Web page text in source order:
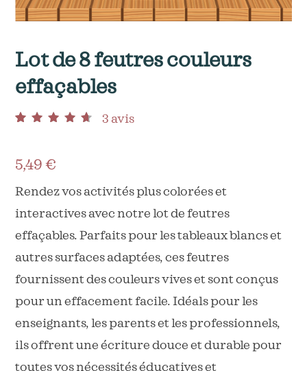
Lot de 8 feutres couleurs
effaçables
client
3 avis
5,49 €
Rendez vos activités plus colorées et
interactives avec notre lot de feutres
effaçables. Parfaits pour les tableaux blancs et
autres surfaces adaptées, ces feutres
fournissent des couleurs vives et sont conçus
pour un effacement facile. Idéals pour les
enseignants, les parents et les professionnels,
ils offrent une écriture douce et durable pour
toutes vos nécessités éducatives et